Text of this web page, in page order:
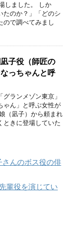
しました。 しか
たのか？」「どのシ
ので調べてみまし
子役（師匠の
っちゃんと呼
ランメゾン東京」
ゃん」と呼ぶ女性が
（凪子）から頼まれ
ときに登場していた
さんのボス役の俳
輩役を演じてい